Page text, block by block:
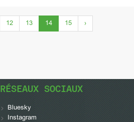
12 13 14(current)
15 ›
RÉSEAUX SOCIAUX
Bluesky
Instagram